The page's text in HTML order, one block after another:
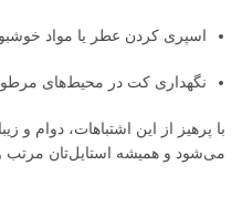
اسپری کردن عطر یا مواد
نگهداری کت در محیط‌های
با پرهیز از این اشتباهات، دوام و
می‌شود و همیشه استایل‌تان مرتب